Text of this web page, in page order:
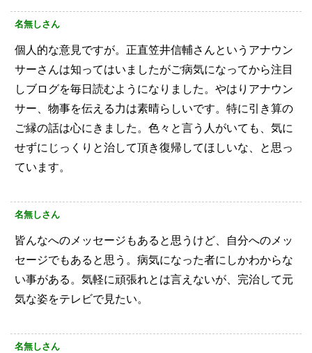
名無しさん
個人的な意見ですが。正直笠井信輔さんというアナウン
サーさんは知ってはいましたがご病気になってから注目
しブログを毎日読むようになりました。やはりアナウン
サー、物事を伝える力は素晴らしいです。特に引き算の
ご縁の話は心にきました。色々と言う人がいても、気に
せずにじっくりと治して頂き復帰してほしいな、と思っ
ています。
名無しさん
皆んなへのメッセージもあると思うけど、自分へのメッ
セージでもあると思う。病気になった者にしかわからな
い事がある。気軽に頑張れとは言えないが、完治して元
気な姿をテレビで見たい。
名無しさん